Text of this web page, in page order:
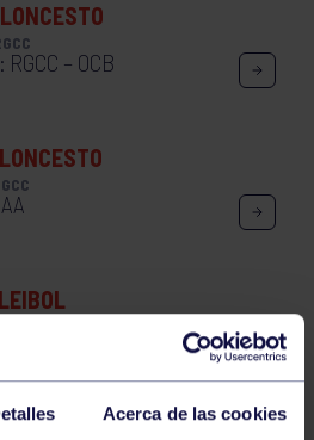
Acerca de las cookies
– OCB
– AD PLAYA DE